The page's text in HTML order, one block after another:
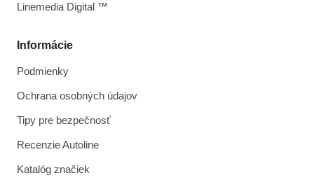
Informácie
Podmienky
Ochrana osobných údajov
Tipy pre bezpečnosť
Recenzie Autoline
Katalóg značiek
Linemedia Digital ™